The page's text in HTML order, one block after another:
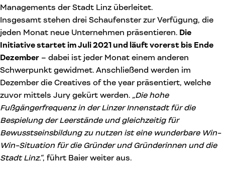
Managements der Stadt Linz überleitet.
Insgesamt stehen drei Schaufenster zur Verfügung, die
jeden Monat neue Unternehmen präsentieren. Die
Initiative startet im Juli 2021 und läuft vorerst bis Ende
Dezember – dabei ist jeder Monat einem anderen
Schwerpunkt gewidmet. Anschließend werden im
Dezember die Creatives of the year präsentiert, welche
zuvor mittels Jury gekürt werden. „Die hohe
Fußgängerfrequenz in der Linzer Innenstadt für die
Bespielung der Leerstände und gleichzeitig für
Bewusstseinsbildung zu nutzen ist eine wunderbare Win-
Win-Situation für die Gründer und Gründerinnen und die
Stadt Linz.“, führt Baier weiter aus.